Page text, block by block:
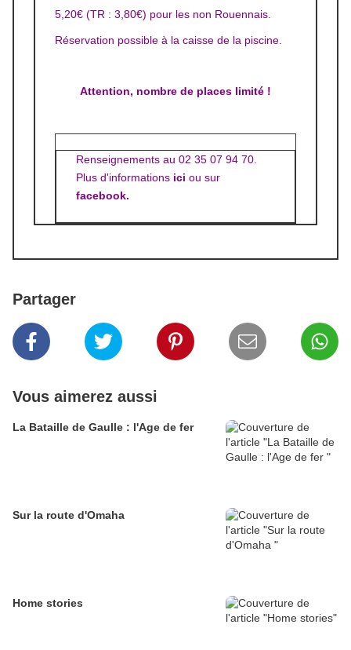
5,20€ (TR : 3,80€) pour les non Rouennais.
Réservation possible à la caisse de la piscine.
Attention, nombre de places limité !
Renseignements au 02 35 07 94 70.
Plus d'informations ici ou sur
facebook.
Partager
Vous aimerez aussi
La Bataille de Gaulle : l'Age de fer
Sur la route d'Omaha
Home stories